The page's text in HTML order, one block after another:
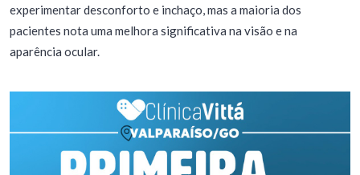
experimentar desconforto e inchaço, mas a maioria dos
pacientes nota uma melhora significativa na visão e na
aparência ocular.